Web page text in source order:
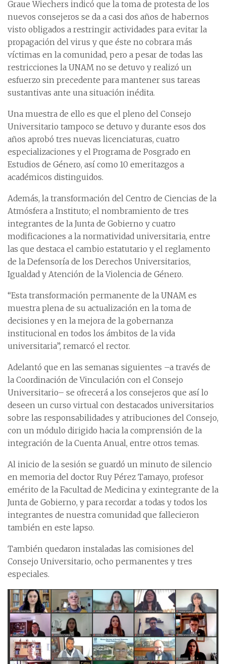
Graue Wiechers indicó que la toma de protesta de los
nuevos consejeros se da a casi dos años de habernos
visto obligados a restringir actividades para evitar la
propagación del virus y que éste no cobrara más
víctimas en la comunidad, pero a pesar de todas las
restricciones la UNAM no se detuvo y realizó un
esfuerzo sin precedente para mantener sus tareas
sustantivas ante una situación inédita.
Una muestra de ello es que el pleno del Consejo
Universitario tampoco se detuvo y durante esos dos
años aprobó tres nuevas licenciaturas, cuatro
especializaciones y el Programa de Posgrado en
Estudios de Género, así como 10 emeritazgos a
académicos distinguidos.
Además, la transformación del Centro de Ciencias de la
Atmósfera a Instituto; el nombramiento de tres
integrantes de la Junta de Gobierno y cuatro
modificaciones a la normatividad universitaria, entre
las que destaca el cambio estatutario y el reglamento
de la Defensoría de los Derechos Universitarios,
Igualdad y Atención de la Violencia de Género.
“Esta transformación permanente de la UNAM es
muestra plena de su actualización en la toma de
decisiones y en la mejora de la gobernanza
institucional en todos los ámbitos de la vida
universitaria”, remarcó el rector.
Adelantó que en las semanas siguientes –a través de
la Coordinación de Vinculación con el Consejo
Universitario– se ofrecerá a los consejeros que así lo
deseen un curso virtual con destacados universitarios
sobre las responsabilidades y atribuciones del Consejo,
con un módulo dirigido hacia la comprensión de la
integración de la Cuenta Anual, entre otros temas.
Al inicio de la sesión se guardó un minuto de silencio
en memoria del doctor Ruy Pérez Tamayo, profesor
emérito de la Facultad de Medicina y exintegrante de la
Junta de Gobierno, y para recordar a todas y todos los
integrantes de nuestra comunidad que fallecieron
también en este lapso.
También quedaron instaladas las comisiones del
Consejo Universitario, ocho permanentes y tres
especiales.